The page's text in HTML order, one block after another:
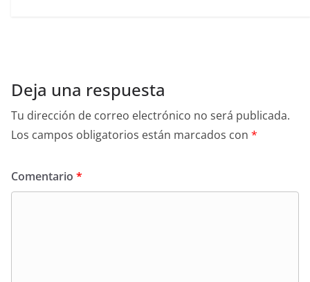
Deja una respuesta
Tu dirección de correo electrónico no será publicada.
Los campos obligatorios están marcados con *
Comentario *